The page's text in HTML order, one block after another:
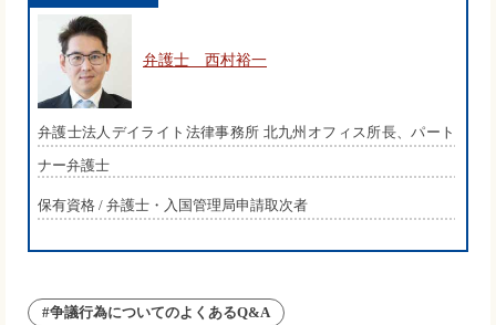
弁護士 西村裕一
弁護士法人デイライト法律事務所 北九州オフィス所長、パート
ナー弁護士
保有資格 / 弁護士・入国管理局申請取次者
#争議行為についてのよくあるQ&A